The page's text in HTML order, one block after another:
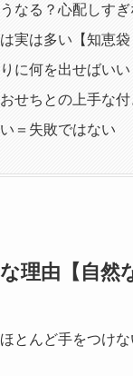
なる？心配しす
実は多い【知恵袋
に何を出せばいい
せちとの上手な
＝失敗ではない
理由【自然
とんど手をつけな